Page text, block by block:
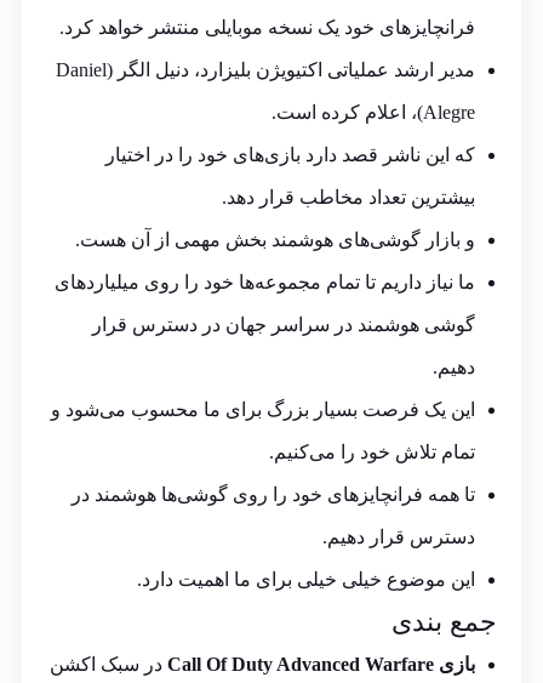
فرانچایزهای خود یک نسخه موبایلی منتشر خواهد کرد.
مدیر ارشد عملیاتی اکتیویژن بلیزارد، دنیل الگر (Daniel
Alegre)، اعلام کرده است.
که این ناشر قصد دارد بازی‌های خود را در اختیار
بیشترین تعداد مخاطب قرار دهد.
و بازار گوشی‌های هوشمند بخش مهمی از آن هست.
ما نیاز داریم تا تمام مجموعه‌ها خود را روی میلیاردهای
گوشی هوشمند در سراسر جهان در دسترس قرار
دهیم.
این یک فرصت بسیار بزرگ برای ما محسوب می‌شود و
تمام تلاش خود را می‌کنیم.
تا همه فرانچایزهای خود را روی گوشی‌ها هوشمند در
دسترس قرار دهیم.
این موضوع خیلی خیلی برای ما اهمیت دارد.
جمع بندی
بازی Call Of Duty Advanced Warfare در سبک اکشن